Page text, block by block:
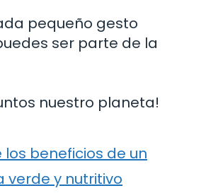
pequeño gesto
ser parte de la
nuestro planeta!
los beneficios de un
verde y nutritivo